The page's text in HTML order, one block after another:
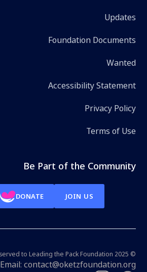
Updates
Foundation Documents
Wanted
Accessibility Statement
Privacy Policy
Terms of Use
Be Part of the Community
JOIN US
DONATE
© All rights reserved to Leading the Pack Foundation 2025.
Email: contact@oketzfoundation.org